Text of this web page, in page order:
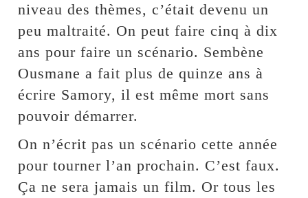
niveau des thèmes, c’était devenu un
peu maltraité. On peut faire cinq à dix
ans pour faire un scénario. Sembène
Ousmane a fait plus de quinze ans à
écrire Samory, il est même mort sans
pouvoir démarrer.
On n’écrit pas un scénario cette année
pour tourner l’an prochain. C’est faux.
Ça ne sera jamais un film. Or tous les